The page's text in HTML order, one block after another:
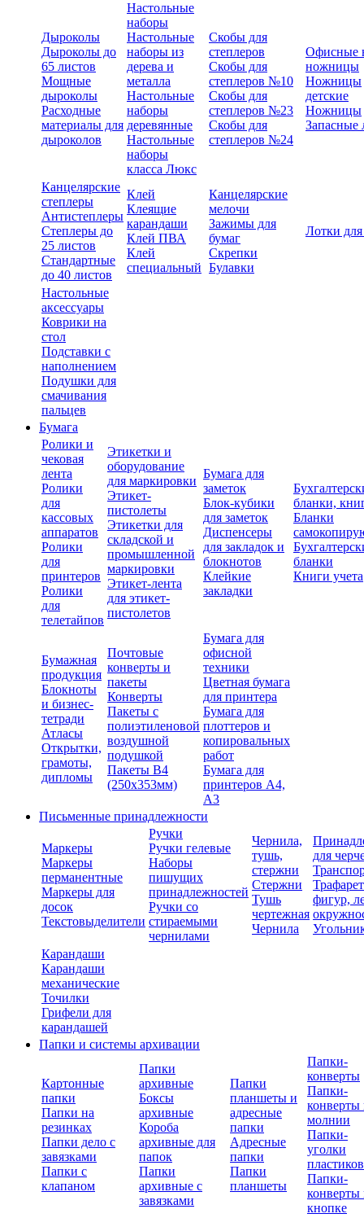
Дыроколы
Дыроколы до
65 листов
Мощные
дыроколы
Расходные
материалы для
дыроколов
Настольные
наборы
Настольные
наборы из
дерева и
металла
Настольные
наборы
деревянные
Настольные
наборы
класса Люкс
Скобы для
степлеров
Скобы для
степлеров №10
Скобы для
степлеров №23
Скобы для
степлеров №24
Офисные
ножницы
Ножницы
детские
Ножницы
Запасные
Канцелярские
степлеры
Антистеплеры
Степлеры до
25 листов
Стандартные
до 40 листов
Клей
Клеящие
карандаши
Клей ПВА
Клей
специальный
Канцелярские
мелочи
Зажимы для
бумаг
Скрепки
Булавки
Лотки
Настольные
аксессуары
Коврики на
стол
Подставки с
наполнением
Подушки для
смачивания
пальцев
Бумага
Ролики и
чековая
лента
Ролики
для
кассовых
аппаратов
Ролики
для
принтеров
Ролики
для
телетайпов
Этикетки и
оборудование
для маркировки
Этикет-
пистолеты
Этикетки для
складской и
промышленной
маркировки
Этикет-лента
для этикет-
пистолетов
Бумага для
заметок
Блок-кубики
для заметок
Диспенсеры
для закладок и
блокнотов
Клейкие
закладки
бланки,
Бланки
бланки
Книги учета
Бумажная
продукция
Блокноты
и бизнес-
тетради
Атласы
Открытки,
грамоты,
дипломы
Почтовые
конверты и
пакеты
Конверты
Пакеты с
полиэтиленовой
воздушной
подушкой
Пакеты В4
(250х353мм)
Бумага для
офисной
техники
Цветная бумага
для принтера
Бумага для
плоттеров и
копировальных
работ
Бумага для
принтеров А4,
А3
Письменные принадлежности
Маркеры
Маркеры
перманентные
Маркеры для
досок
Текстовыделители
Ручки
Ручки гелевые
Наборы
пишущих
принадлежностей
Ручки со
стираемыми
чернилами
Чернила,
тушь,
стержни
Стержни
Тушь
чертежная
Чернила
для
фигур,
Карандаши
Карандаши
механические
Точилки
Грифели для
карандашей
Папки и системы архивации
Картонные
папки
Папки на
резинках
Папки дело с
завязками
Папки с
клапаном
Папки
архивные
Боксы
архивные
Короба
архивные для
папок
Папки
архивные с
завязками
Папки
планшеты и
адресные
папки
Адресные
папки
Папки
планшеты
Папки-
конверты
Папки-
конверты
молнии
Папки-
уголки
Папки-
конверты
кнопке